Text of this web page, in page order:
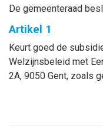
De gemeenteraad
Artikel 1
Keurt goed de
Welzijnsbeleid met
2A, 9050 Gent, zoals